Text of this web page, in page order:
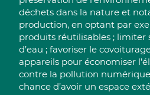
déchets dans la nature et
production, en optant par
produits réutilisables ; limiter
d’eau ; favoriser le
appareils pour économiser
contre la pollution
chance d’avoir un espace